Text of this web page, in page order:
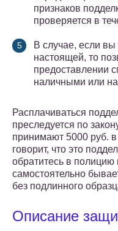
признаков
проверяется в
В случае, если
настоящей, то
предоставлении
наличными или на
Расплачиваться
преследуется по
принимают 5000 руб.
говорит, что это
обратитесь в полицию
самостоятельно
без подлинного
Описание